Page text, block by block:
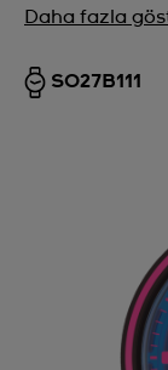
Daha fazla
SO27B111